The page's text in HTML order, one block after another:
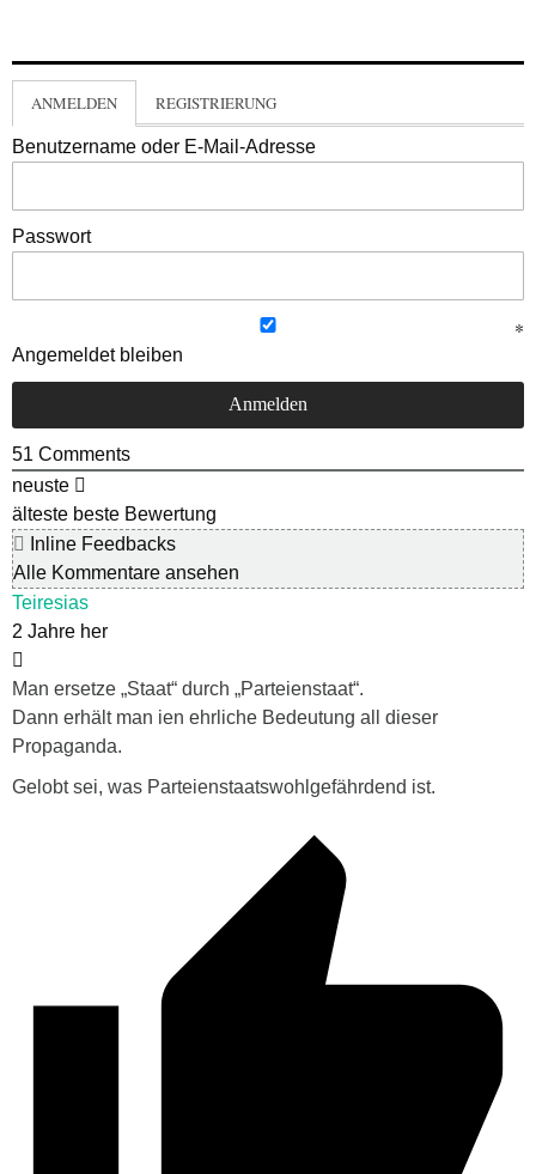
ANMELDEN REGISTRIERUNG
Benutzername oder E-Mail-Adresse
Passwort
Angemeldet bleiben
51 Comments
neuste
älteste beste Bewertung
Inline Feedbacks
Alle Kommentare ansehen
Teiresias
2 Jahre her
Man ersetze „Staat“ durch „Parteienstaat“.
Dann erhält man ien ehrliche Bedeutung all dieser
Propaganda.
Gelobt sei, was Parteienstaatswohlgefährdend ist.